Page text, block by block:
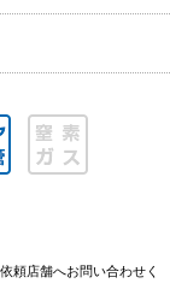
頼店舗へお問い合わせく